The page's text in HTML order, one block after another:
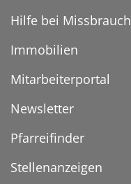
Hilfe bei Missbrauch
Immobilien
Mitarbeiterportal
Newsletter
Pfarreifinder
Stellenanzeigen